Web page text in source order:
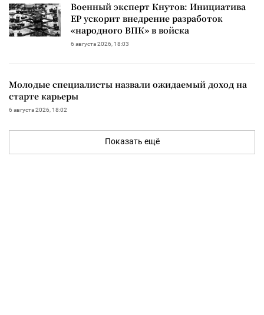
Военный эксперт Кнутов: Инициатива
ЕР ускорит внедрение разработок
«народного ВПК» в войска
6 августа 2026, 18:03
Молодые специалисты назвали ожидаемый доход на
старте карьеры
6 августа 2026, 18:02
Показать ещё